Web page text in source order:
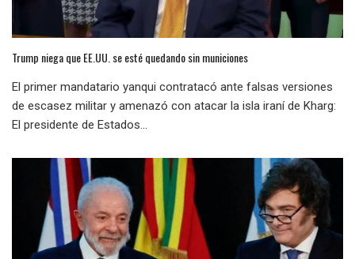
Trump niega que EE.UU. se esté quedando sin municiones
El primer mandatario yanqui contratacó ante falsas versiones
de escasez militar y amenazó con atacar la isla iraní de Kharg:
El presidente de Estados...